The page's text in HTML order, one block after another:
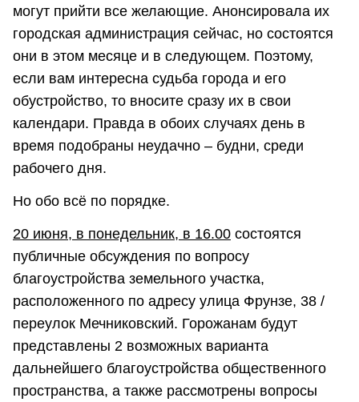
могут прийти все желающие. Анонсировала их
городская администрация сейчас, но состоятся
они в этом месяце и в следующем. Поэтому,
если вам интересна судьба города и его
обустройство, то вносите сразу их в свои
календари. Правда в обоих случаях день в
время подобраны неудачно – будни, среди
рабочего дня.
Но обо всё по порядке.
20 июня, в понедельник, в 16.00 состоятся
публичные обсуждения по вопросу
благоустройства земельного участка,
расположенного по адресу улица Фрунзе, 38 /
переулок Мечниковский. Горожанам будут
представлены 2 возможных варианта
дальнейшего благоустройства общественного
пространства, а также рассмотрены вопросы